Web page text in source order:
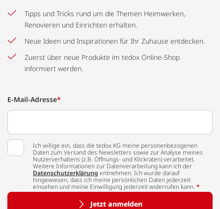
Tipps und Tricks rund um die Themen Heimwerken,
Renovieren und Einrichten erhalten.
Neue Ideen und Inspirationen für Ihr Zuhause entdecken.
Zuerst über neue Produkte im tedox Online-Shop
informiert werden.
E-Mail-Adresse*
Ich willige ein, dass die tedox KG meine personenbezogenen
Daten zum Versand des Newsletters sowie zur Analyse meines
Nutzerverhaltens (z.B. Öffnungs- und Klickraten) verarbeitet.
Weitere Informationen zur Datenverarbeitung kann ich der
Datenschutzerklärung entnehmen. Ich wurde darauf
hingewiesen, dass ich meine persönlichen Daten jederzeit
einsehen und meine Einwilligung jederzeit widerrufen kann. *
Jetzt anmelden